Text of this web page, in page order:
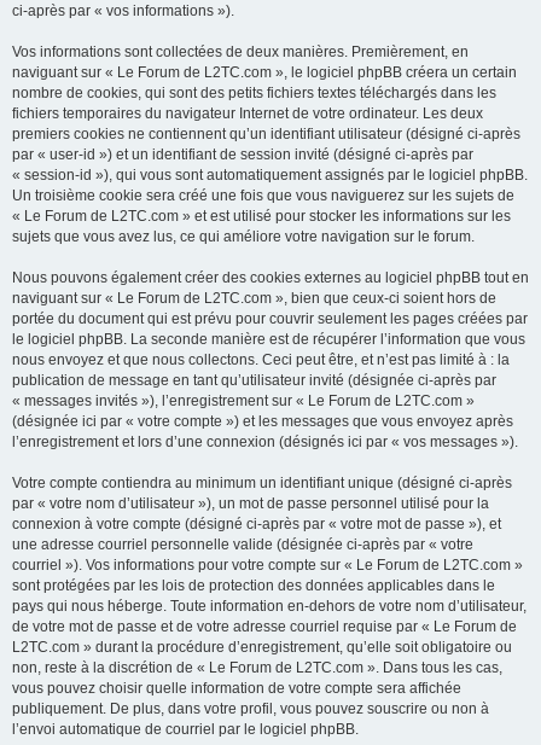
ci-après par « vos informations »).
Vos informations sont collectées de deux manières. Premièrement, en
naviguant sur « Le Forum de L2TC.com », le logiciel phpBB créera un certain
nombre de cookies, qui sont des petits fichiers textes téléchargés dans les
fichiers temporaires du navigateur Internet de votre ordinateur. Les deux
premiers cookies ne contiennent qu’un identifiant utilisateur (désigné ci-après
par « user-id ») et un identifiant de session invité (désigné ci-après par
« session-id »), qui vous sont automatiquement assignés par le logiciel phpBB.
Un troisième cookie sera créé une fois que vous naviguerez sur les sujets de
« Le Forum de L2TC.com » et est utilisé pour stocker les informations sur les
sujets que vous avez lus, ce qui améliore votre navigation sur le forum.
Nous pouvons également créer des cookies externes au logiciel phpBB tout en
naviguant sur « Le Forum de L2TC.com », bien que ceux-ci soient hors de
portée du document qui est prévu pour couvrir seulement les pages créées par
le logiciel phpBB. La seconde manière est de récupérer l’information que vous
nous envoyez et que nous collectons. Ceci peut être, et n’est pas limité à : la
publication de message en tant qu’utilisateur invité (désignée ci-après par
« messages invités »), l’enregistrement sur « Le Forum de L2TC.com »
(désignée ici par « votre compte ») et les messages que vous envoyez après
l’enregistrement et lors d’une connexion (désignés ici par « vos messages »).
Votre compte contiendra au minimum un identifiant unique (désigné ci-après
par « votre nom d’utilisateur »), un mot de passe personnel utilisé pour la
connexion à votre compte (désigné ci-après par « votre mot de passe »), et
une adresse courriel personnelle valide (désignée ci-après par « votre
courriel »). Vos informations pour votre compte sur « Le Forum de L2TC.com »
sont protégées par les lois de protection des données applicables dans le
pays qui nous héberge. Toute information en-dehors de votre nom d’utilisateur,
de votre mot de passe et de votre adresse courriel requise par « Le Forum de
L2TC.com » durant la procédure d’enregistrement, qu’elle soit obligatoire ou
non, reste à la discrétion de « Le Forum de L2TC.com ». Dans tous les cas,
vous pouvez choisir quelle information de votre compte sera affichée
publiquement. De plus, dans votre profil, vous pouvez souscrire ou non à
l’envoi automatique de courriel par le logiciel phpBB.